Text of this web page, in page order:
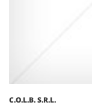
C.O.L.B. S.R.L.